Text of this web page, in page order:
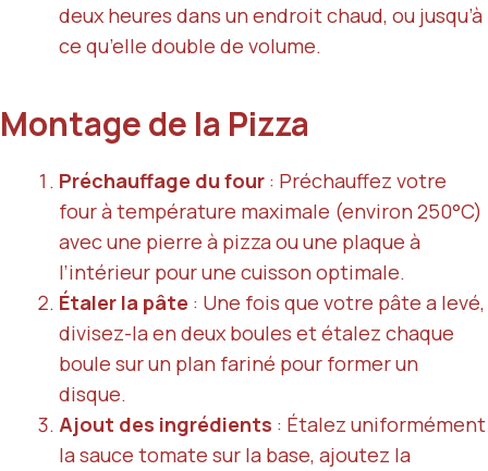
deux heures dans un endroit chaud, ou jusqu’à
ce qu’elle double de volume.
Montage de la Pizza
Préchauffage du four : Préchauffez votre
four à température maximale (environ 250°C)
avec une pierre à pizza ou une plaque à
l’intérieur pour une cuisson optimale.
Étaler la pâte : Une fois que votre pâte a levé,
divisez-la en deux boules et étalez chaque
boule sur un plan fariné pour former un
disque.
Ajout des ingrédients : Étalez uniformément
la sauce tomate sur la base, ajoutez la